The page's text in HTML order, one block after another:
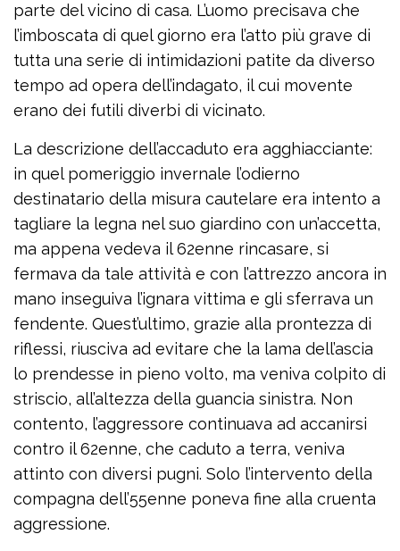
parte del vicino di casa. L’uomo precisava che
l’imboscata di quel giorno era l’atto più grave di
tutta una serie di intimidazioni patite da diverso
tempo ad opera dell’indagato, il cui movente
erano dei futili diverbi di vicinato.
La descrizione dell’accaduto era agghiacciante:
in quel pomeriggio invernale l’odierno
destinatario della misura cautelare era intento a
tagliare la legna nel suo giardino con un’accetta,
ma appena vedeva il 62enne rincasare, si
fermava da tale attività e con l’attrezzo ancora in
mano inseguiva l’ignara vittima e gli sferrava un
fendente. Quest’ultimo, grazie alla prontezza di
riflessi, riusciva ad evitare che la lama dell’ascia
lo prendesse in pieno volto, ma veniva colpito di
striscio, all’altezza della guancia sinistra. Non
contento, l’aggressore continuava ad accanirsi
contro il 62enne, che caduto a terra, veniva
attinto con diversi pugni. Solo l’intervento della
compagna dell’55enne poneva fine alla cruenta
aggressione.